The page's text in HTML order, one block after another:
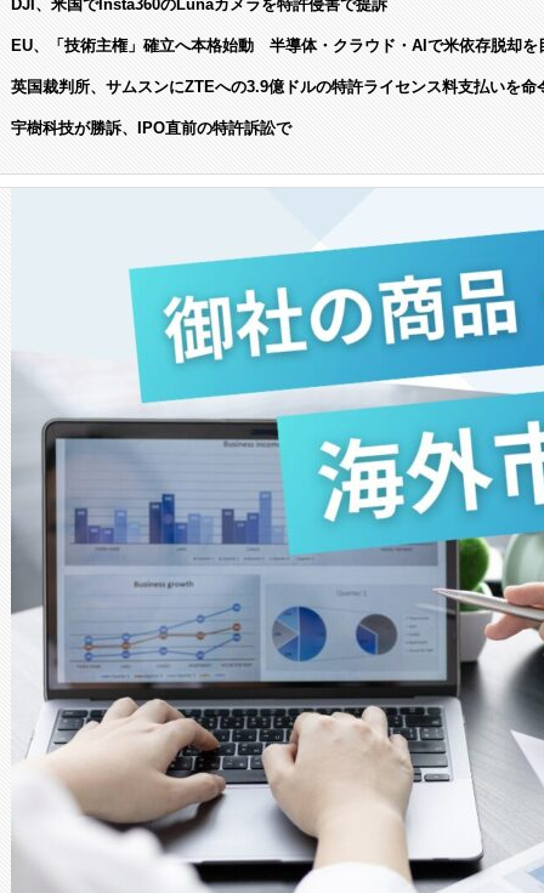
DJI、米国でInsta360のLunaカメラを特許侵害で提訴
EU、「技術主権」確立へ本格始動 半導体・クラウド・AIで米依存脱却を
英国裁判所、サムスンにZTEへの3.9億ドルの特許ライセンス料支払いを命
宇樹科技が勝訴、IPO直前の特許訴訟で